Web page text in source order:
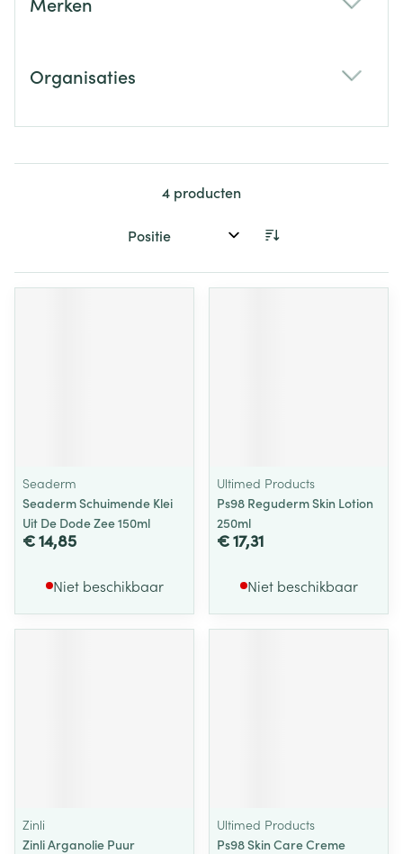
Organisaties
4 producten
Sorteer op:
Seaderm
Seaderm Schuimende Klei
Uit De Dode Zee 150ml
€ 14,85
Niet beschikbaar
Ultimed Products
Ps98 Reguderm Skin Lotion
250ml
€ 17,31
Niet beschikbaar
Zinli
Zinli Arganolie Puur
Ultimed Products
Ps98 Skin Care Creme